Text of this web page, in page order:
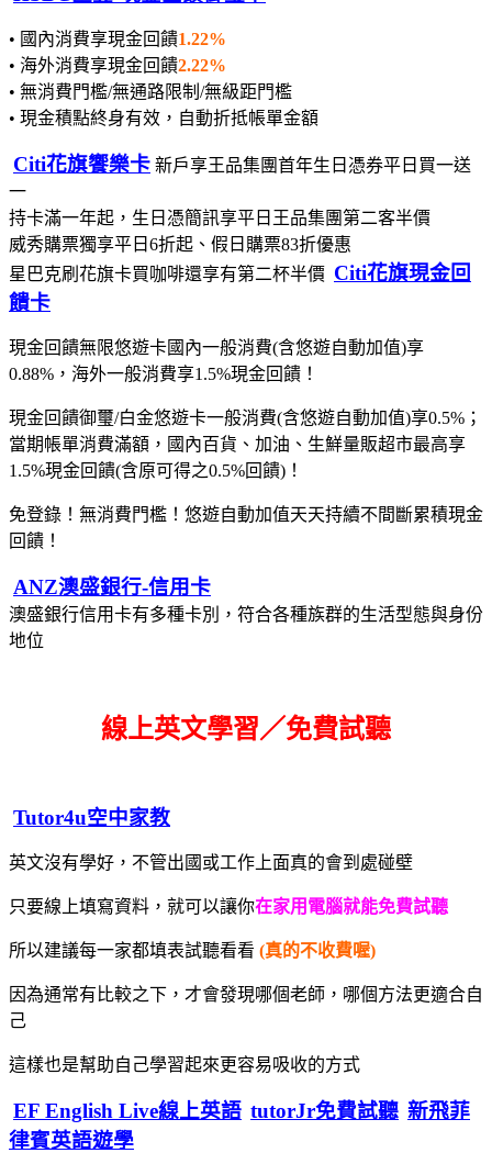
• 國內消費享現金回饋1.22%
• 海外消費享現金回饋2.22%
• 無消費門檻/無通路限制/無級距門檻
• 現金積點終身有效，自動折抵帳單金額
Citi花旗饗樂卡 新戶享王品集團首年生日憑券平日買一送
一
持卡滿一年起，生日憑簡訊享平日王品集團第二客半價
威秀購票獨享平日6折起、假日購票83折優惠
星巴克刷花旗卡買咖啡還享有第二杯半價 Citi花旗現金回
饋卡
現金回饋無限悠遊卡國內一般消費(含悠遊自動加值)享
0.88%，海外一般消費享1.5%現金回饋！
現金回饋御璽/白金悠遊卡一般消費(含悠遊自動加值)享0.5%；
當期帳單消費滿額，國內百貨、加油、生鮮量販超市最高享
1.5%現金回饋(含原可得之0.5%回饋)！
免登錄！無消費門檻！悠遊自動加值天天持續不間斷累積現金
回饋！
ANZ澳盛銀行-信用卡
澳盛銀行信用卡有多種卡別，符合各種族群的生活型態與身份
地位
線上英文學習／免費試聽
Tutor4u空中家教
英文沒有學好，不管出國或工作上面真的會到處碰壁
只要線上填寫資料，就可以讓你在家用電腦就能免費試聽
所以建議每一家都填表試聽看看 (真的不收費喔)
因為通常有比較之下，才會發現哪個老師，哪個方法更適合自
己
這樣也是幫助自己學習起來更容易吸收的方式
EF English Live線上英語 tutorJr免費試聽 新飛菲
律賓英語遊學